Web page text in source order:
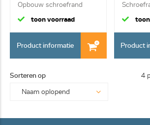
Opbouw schroefrand
toon voorraad
Product informatie Product
Sorteren op 4